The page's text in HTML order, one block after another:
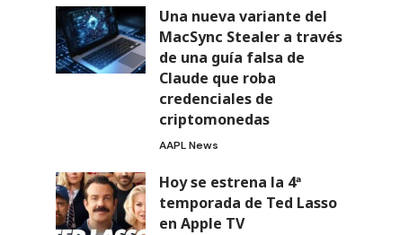
Una nueva variante del
MacSync Stealer a través
de una guía falsa de
Claude que roba
credenciales de
criptomonedas
AAPL News
Hoy se estrena la 4ª
temporada de Ted Lasso
en Apple TV